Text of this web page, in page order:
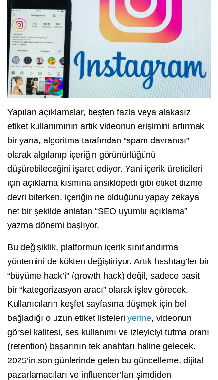
Yapılan açıklamalar, beşten fazla veya alakasız
etiket kullanımının artık videonun erişimini artırmak
bir yana, algoritma tarafından “spam davranışı”
olarak algılanıp içeriğin görünürlüğünü
düşürebileceğini işaret ediyor. Yani içerik üreticileri
için açıklama kısmına ansiklopedi gibi etiket dizme
devri biterken, içeriğin ne olduğunu yapay zekaya
net bir şekilde anlatan “SEO uyumlu açıklama”
yazma dönemi başlıyor.
Bu değişiklik, platformun içerik sınıflandırma
yöntemini de kökten değiştiriyor. Artık hashtag’ler bir
“büyüme hack’i” (growth hack) değil, sadece basit
bir “kategorizasyon aracı” olarak işlev görecek.
Kullanıcıların keşfet sayfasına düşmek için bel
bağladığı o uzun etiket listeleri yerine, videonun
görsel kalitesi, ses kullanımı ve izleyiciyi tutma oranı
(retention) başarının tek anahtarı haline gelecek.
2025’in son günlerinde gelen bu güncelleme, dijital
pazarlamacıları ve influencer’ları şimdiden